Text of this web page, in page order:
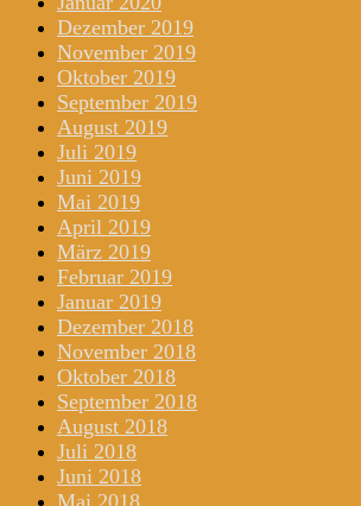
Dezember 2019
November 2019
Oktober 2019
September 2019
August 2019
Juli 2019
Juni 2019
Mai 2019
April 2019
März 2019
Februar 2019
Januar 2019
Dezember 2018
November 2018
Oktober 2018
September 2018
August 2018
Juli 2018
Juni 2018
Mai 2018